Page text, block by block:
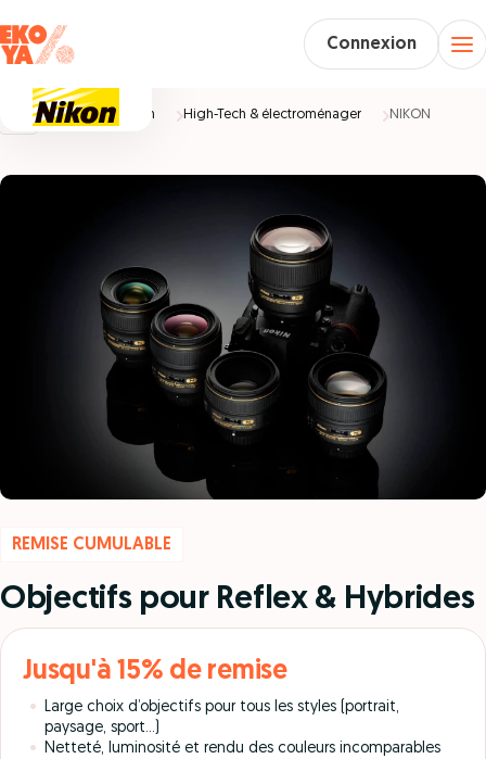
Connexion
Accueil Maison High-Tech & électroménager NIKON
REMISE CUMULABLE
Objectifs pour Reflex & Hybrides
Jusqu'à 15% de remise
Large choix d’objectifs pour tous les styles (portrait,
paysage, sport…)
Netteté, luminosité et rendu des couleurs incomparables